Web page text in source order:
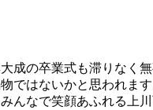
成の卒業式も滞りなく
ではないかと思われます
んなで笑顔あふれる上